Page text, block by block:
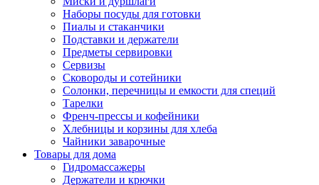
Наборы посуды для готовки
Пиалы и стаканчики
Подставки и держатели
Предметы сервировки
Сервизы
Сковороды и сотейники
Солонки, перечницы и емкости для специй
Тарелки
Френч-прессы и кофейники
Хлебницы и корзины для хлеба
Чайники заварочные
Товары для дома
Гидромассажеры
Держатели и крючки